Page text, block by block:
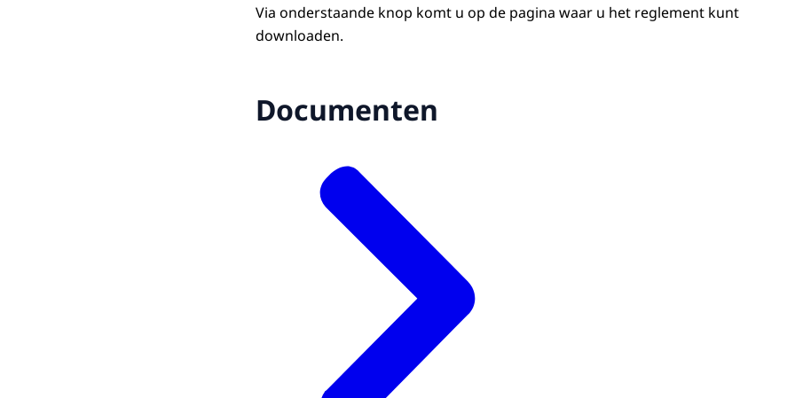
Via onderstaande knop komt u op de pagina waar u het reglement kunt
downloaden.
Documenten